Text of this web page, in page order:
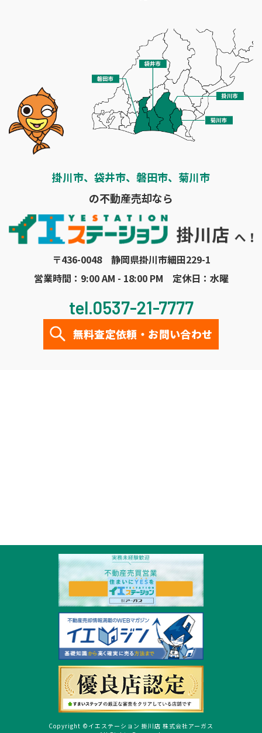
掛川市、袋井市、磐田市、菊川市
の不動産売却なら
〒436-0048 静岡県掛川市細田229-1
営業時間：9:00 AM - 18:00 PM 定休日：水曜
tel.0537-21-7777
無料査定依頼・お問い合わせ
Copyright ©イエステーション 掛川店 株式会社アーガス